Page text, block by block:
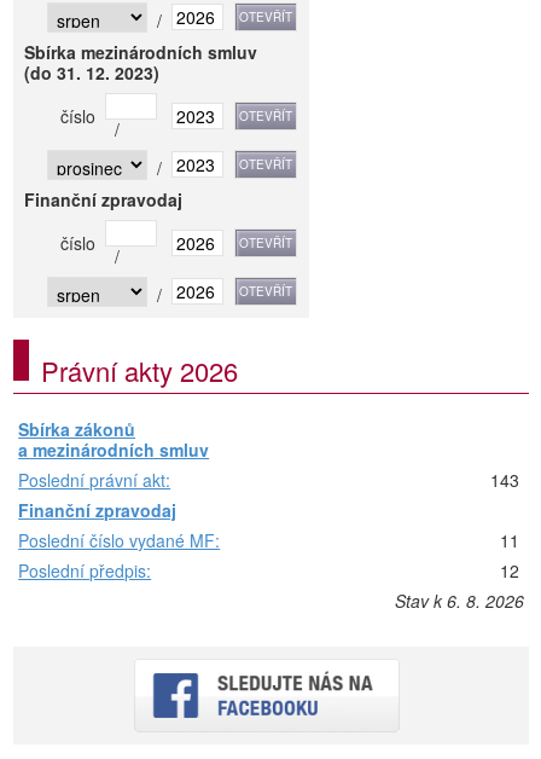
/
Sbírka mezinárodních smluv
(do 31. 12. 2023)
číslo
/
/
Finanční zpravodaj
číslo
/
/
Právní akty 2026
Sbírka zákonů
a mezinárodních smluv
Poslední právní akt:
143
Finanční zpravodaj
Poslední číslo vydané MF:
11
Poslední předpis:
12
Stav k 6. 8. 2026